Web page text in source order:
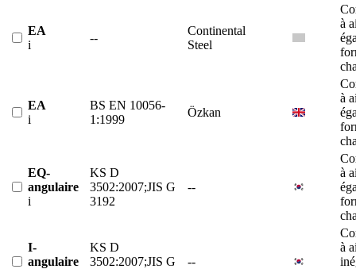
EA
i
--
Continental
Steel
à
EA
i
BS EN 10056-
1:1999
Özkan
à
EQ-
angulaire
i
KS D
3502:2007;JIS G
3192
--
à
I-
angulaire
KS D
3502:2007;JIS G
--
à